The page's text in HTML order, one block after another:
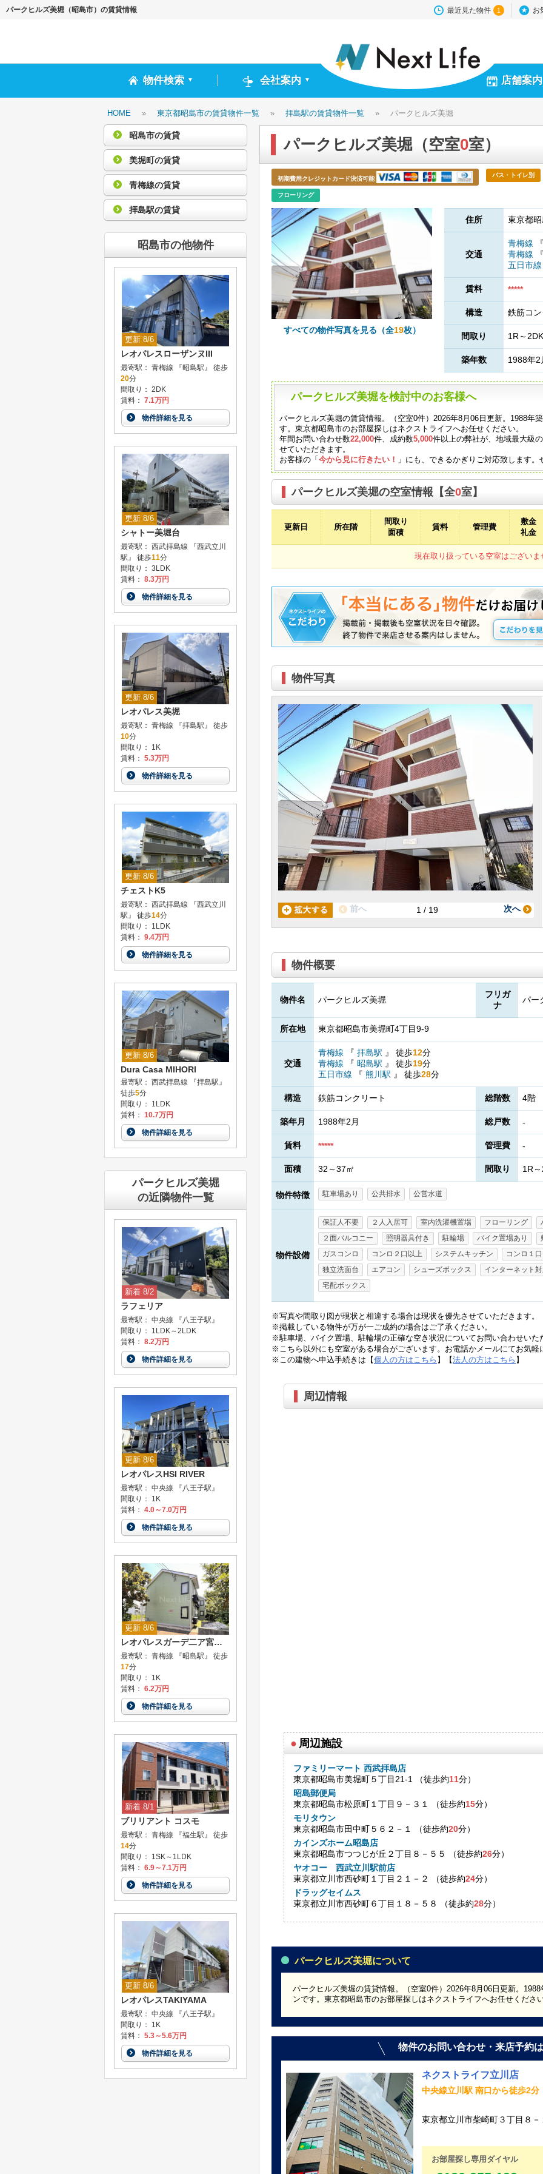
パークヒルズ美堀（昭島市）の賃貸情報 最近見た物件 1 お
物件検索 ▼ 会社案内 ▼ 店舗案内
HOME » 東京都昭島市の賃貸物件一覧 » 拝島駅の賃貸物件一覧 » パークヒルズ美堀
パークヒルズ美堀（空室0室）
初期費用クレジットカード決済可能
バス・トイレ別
フローリング
すべての物件写真を見る（全19枚）
住所 東京都
交通
青梅線
青梅線
五日市
賃料 *****
構造 鉄筋コ
間取り 1R～2DK
築年数 1988年2
パークヒルズ美堀を検討中のお客様へ
パークヒルズ美堀の賃貸情報。（空室0件）2026年8月06日更新。1988年
す。東京都昭島市のお部屋探しはネクストライフへお任せください。
年間お問い合わせ数22,000件、成約数5,000件以上の弊社が、地域最大級
せていただきます。
お客様の「今から見に行きたい！ 」にも、できるかぎりご対応致します
パークヒルズ美堀の空室情報【全0室】
更新日 所在階
間取り
面積
賃料 管理費
敷金
礼金
現在取り扱っている空室はございま
物件写真
1 / 19
前へ 次へ
物件概要
物件名 パークヒルズ美堀
フリガ
ナ
パー
所在地 東京都昭島市美堀町4丁目9-9
交通
青梅線 『 拝島駅 』 徒歩12分
青梅線
『 昭島駅 』 徒歩19分
五日市線
『 熊川駅 』 徒歩28分
構造 鉄筋コンクリート 総階数 4
築年月 1988年2月 総戸数 -
賃料 ***** 管理費 -
面積 32～37㎡ 間取り 1R
物件特徴 駐車場あり 公共排水 公営水道
物件設備
保証人不要 ２人入居可 室内洗濯機置場 フローリング
２面バルコニー
照明器具付き 駐輪場 バイク置場あり
ガスコンロ
コンロ２口以上 システムキッチン
コンロ１口
独立洗面台
エアコン シューズボックス
インターネット
宅配ボックス
※写真や間取り図が現状と相違する場合は現状を優先させていただきます。
※掲載している物件が万が一ご成約の場合はご了承ください。
※駐車場、バイク置場、駐輪場の正確な空き状況についてお問い合わせいた
※こちら以外にも空室がある場合がございます。お電話かメールにてお気軽
※この建物へ申込手続きは【個人の方はこちら 】【法人の方はこちら 】
周辺情報
● 周辺施設
ファミリーマート 西武拝島店
東京都昭島市美堀町５丁目21-1 （徒歩約11分）
昭島郵便局
東京都昭島市松原町１丁目９－３１ （徒歩約15分）
モリタウン
東京都昭島市田中町５６２－１ （徒歩約20分）
カインズホーム昭島店
東京都昭島市つつじが丘２丁目８－５５ （徒歩約26分）
ヤオコー 西武立川駅前店
東京都立川市西砂町１丁目２１－２ （徒歩約24分）
ドラッグセイムス
東京都立川市西砂町６丁目１８－５８ （徒歩約28分）
パークヒルズ美堀について
パークヒルズ美堀の賃貸情報。（空室0件）2026年8月06日更新。
ンです。東京都昭島市のお部屋探しはネクストライフへお任せくださ
物件のお問い合わせ・来店予約
ネクストライフ立川店
中央線立川駅 南口から徒歩2分
東京都立川市柴崎町３丁目８
お部屋探し専用ダイヤル
昭島市の賃貸
美堀町の賃貸
青梅線の賃貸
拝島駅の賃貸
昭島市の他物件
更新 8/6
レオパレスローザンヌIII
最寄駅： 青梅線 『昭島駅』 徒歩
20分
間取り： 2DK
賃料： 7.1万円
物件詳細を見る
更新 8/6
シャトー美堀台
最寄駅： 西武拝島線 『西武立川
駅』 徒歩11分
間取り： 3LDK
賃料： 8.3万円
物件詳細を見る
更新 8/6
レオパレス美堀
最寄駅： 青梅線 『拝島駅』 徒歩
10分
間取り： 1K
賃料： 5.3万円
物件詳細を見る
更新 8/6
チェストK5
最寄駅： 西武拝島線 『西武立川
駅』 徒歩14分
間取り： 1LDK
賃料： 9.4万円
物件詳細を見る
更新 8/6
Dura Casa MIHORI
最寄駅： 西武拝島線 『拝島駅』
徒歩5分
間取り： 1LDK
賃料： 10.7万円
物件詳細を見る
パークヒルズ美堀
の近隣物件一覧
新着 8/2
ラフェリア
最寄駅： 中央線 『八王子駅』
間取り： 1LDK～2LDK
賃料： 8.2万円
物件詳細を見る
更新 8/6
レオパレスHSI RIVER
最寄駅： 中央線 『八王子駅』
間取り： 1K
賃料： 4.0～7.0万円
物件詳細を見る
更新 8/6
レオパレスガーデ二ア宮沢町
最寄駅： 青梅線 『昭島駅』 徒歩
17分
間取り： 1K
賃料： 6.2万円
物件詳細を見る
新着 8/1
ブリリアント コスモ
最寄駅： 青梅線 『福生駅』 徒歩
14分
間取り： 1SK～1LDK
賃料： 6.9～7.1万円
物件詳細を見る
更新 8/6
レオパレスTAKIYAMA
最寄駅： 中央線 『八王子駅』
間取り： 1K
賃料： 5.3～5.6万円
物件詳細を見る